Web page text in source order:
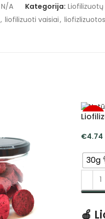
N/A Kategorija:
, liofilizuoti vaisiai,
-5%
€4.74
30g
🍎